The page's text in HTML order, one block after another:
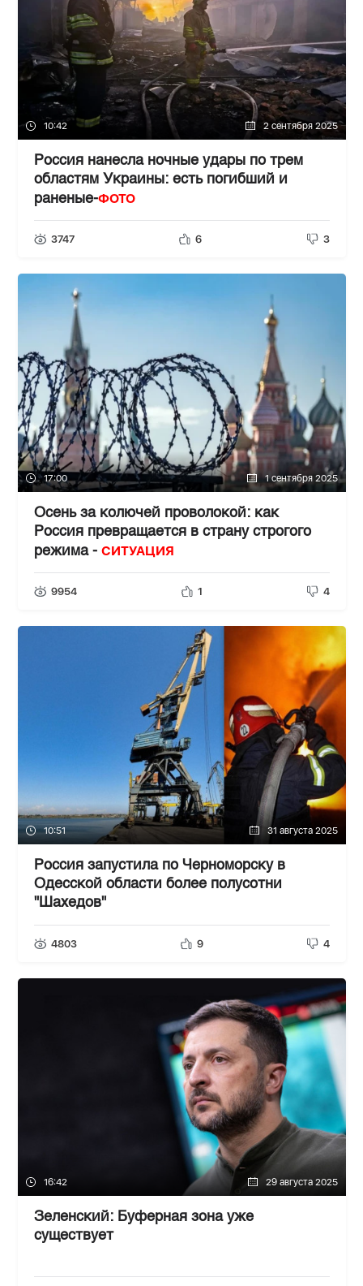
10:42 2 сентября 2025
Россия нанесла ночные удары по трем
областям Украины: есть погибший и
раненые-ФОТО
3747 6 3
17:00 1 сентября 2025
Осень за колючей проволокой: как
Россия превращается в страну строгого
режима - СИТУАЦИЯ
9954 1 4
10:51 31 августа 2025
Россия запустила по Черноморску в
Одесской области более полусотни
"Шахедов"
4803 9 4
16:42 29 августа 2025
Зеленский: Буферная зона уже
существует